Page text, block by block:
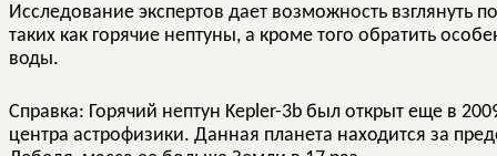
Исследование экспертов дает возможность взглянуть
таких как горячие нептуны, а кроме того обратить
воды.
Справка: Горячий нептун Kepler-3b был открыт еще в
центра астрофизики. Данная планета находится за